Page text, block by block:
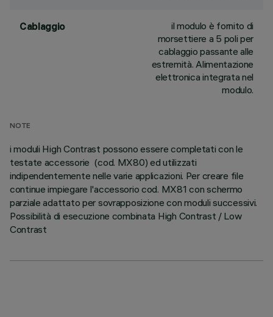
Cablaggio
il modulo è fornito di
morsettiere a 5 poli per
cablaggio passante alle
estremità. Alimentazione
elettronica integrata nel
modulo.
NOTE
i moduli High Contrast possono essere completati con le
testate accessorie (cod. MX80) ed utilizzati
indipendentemente nelle varie applicazioni. Per creare file
continue impiegare l'accessorio cod. MX81 con schermo
parziale adattato per sovrapposizione con moduli successivi.
Possibilità di esecuzione combinata High Contrast / Low
Contrast